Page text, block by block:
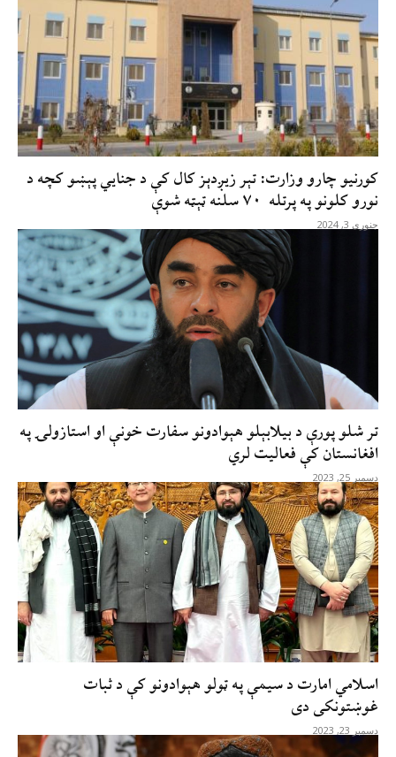
کورنیو چارو وزارت: تېر زیږدېز کال کې د جنایي پېښو کچه د
نورو کلونو په پرتله ۷۰ سلنه ټېټه شوې
جنوری 3, 2024
تر شلو پورې د بیلابېلو هېوادونو سفارت خونې او استازولۍ په
افغانستان کې فعالیت لري
دسمبر 25, 2023
اسلامي امارت د سیمې په ټولو هېوادونو کې د ثبات
غوښتونکی دی
دسمبر 23, 2023